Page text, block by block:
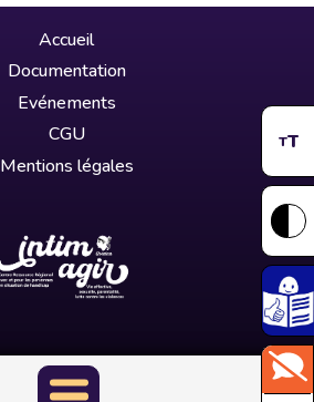
TT
Accueil
Documentation
Evénements
CGU
Mentions légales